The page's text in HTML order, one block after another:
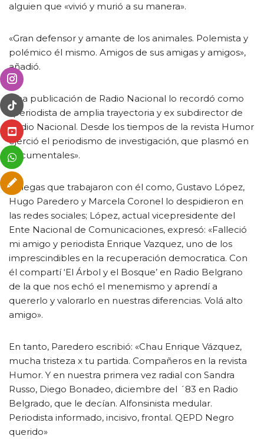
alguien que «vivió y murió a su manera».
«Gran defensor y amante de los animales. Polemista y
polémico él mismo. Amigos de sus amigas y amigos»,
añadió.
Una publicación de Radio Nacional lo recordó como
«periodista de amplia trayectoria y ex subdirector de
Radio Nacional. Desde los tiempos de la revista Humor
ejerció el periodismo de investigación, que plasmó en
documentales».
Colegas que trabajaron con él como, Gustavo López,
Hugo Paredero y Marcela Coronel lo despidieron en
las redes sociales; López, actual vicepresidente del
Ente Nacional de Comunicaciones, expresó: «Falleció
mi amigo y periodista Enrique Vazquez, uno de los
imprescindibles en la recuperación democratica. Con
él compartí ‘El Árbol y el Bosque’ en Radio Belgrano
de la que nos echó el menemismo y aprendí a
quererlo y valorarlo en nuestras diferencias. Volá alto
amigo».
En tanto, Paredero escribió: «Chau Enrique Vázquez,
mucha tristeza x tu partida. Compañeros en la revista
Humor. Y en nuestra primera vez radial con Sandra
Russo, Diego Bonadeo, diciembre del ´83 en Radio
Belgrado, que le decían. Alfonsinista medular.
Periodista informado, incisivo, frontal. QEPD Negro
querido»